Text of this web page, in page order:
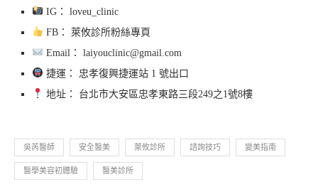
IG： loveu_clinic
FB： 萊攸診所粉絲專頁
Email： laiyouclinic@gmail.com
捷運： 忠孝復興捷運站 1 號出口
地址： 台北市大安區忠孝東路三段249之1號8樓
吳芮醫師 安全醫美 萊攸診所 諮詢技巧 變美指南
醫學美容初體驗 醫美診所